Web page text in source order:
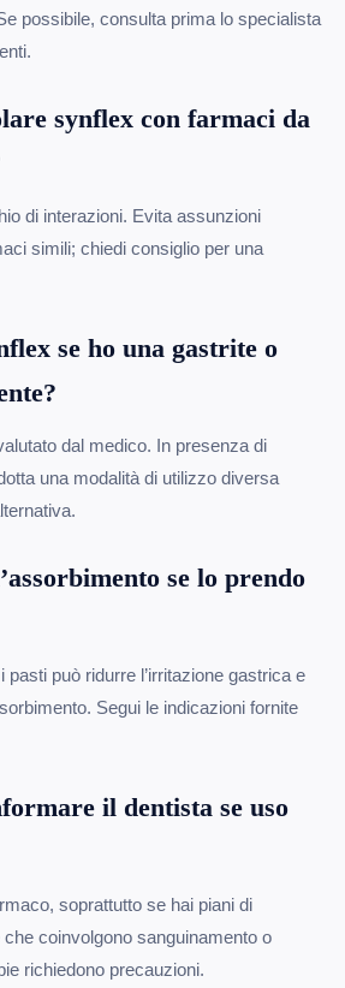
possibile, consulta prima lo specialista
synflex con farmaci da
di interazioni. Evita assunzioni
simili; chiedi consiglio per una
se ho una gastrite o
dal medico. In presenza di
una modalità di utilizzo diversa
se lo prendo
pasti può ridurre l’irritazione gastrica e
Segui le indicazioni fornite
il dentista se uso
soprattutto se hai piani di
coinvolgono sanguinamento o
richiedono precauzioni.